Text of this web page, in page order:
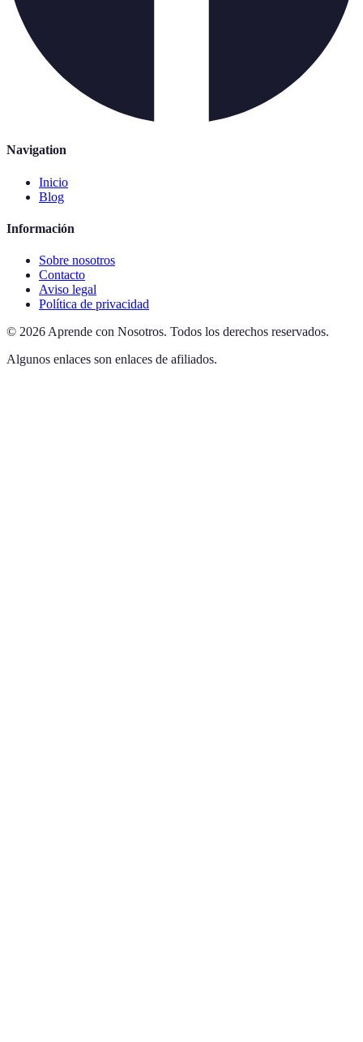
Navigation
Inicio
Blog
Información
Sobre nosotros
Contacto
Aviso legal
Política de privacidad
© 2026 Aprende con Nosotros. Todos los derechos reservados.
Algunos enlaces son enlaces de afiliados.